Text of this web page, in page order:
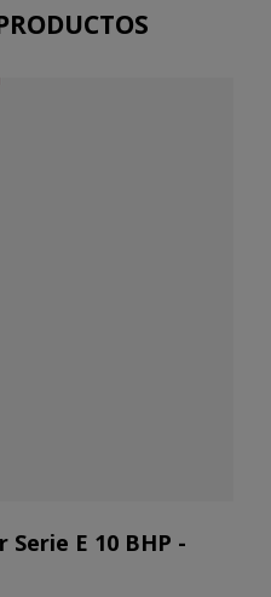
E 10 BHP -